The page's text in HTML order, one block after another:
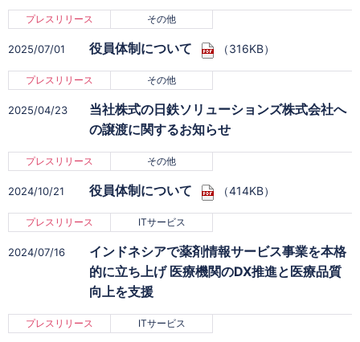
2025/07/01
プレスリリース その他
役員体制について （316KB）
2025/04/23
プレスリリース その他
当社株式の日鉄ソリューションズ株式会社へ
の譲渡に関するお知らせ
2024/10/21
プレスリリース その他
役員体制について （414KB）
2024/07/16
プレスリリース ITサービス
インドネシアで薬剤情報サービス事業を本格
的に立ち上げ 医療機関のDX推進と医療品質
向上を支援
プレスリリース ITサービス